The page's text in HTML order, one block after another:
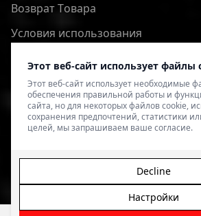
Этот веб-сайт использует файлы
Этот веб-сайт использует необходимые
обеспечения правильной работы и
сайта, но для некоторых файлов cookie,
сохранения предпочтений, статистики
целей, мы запрашиваем ваше согласие.
Настройки
Decline
Bозврат Tовара
Условия использования
Политика конфиденциальности
© 2026 4SPEED.LV. Visas tiesības
veikala izveide - Magecode.